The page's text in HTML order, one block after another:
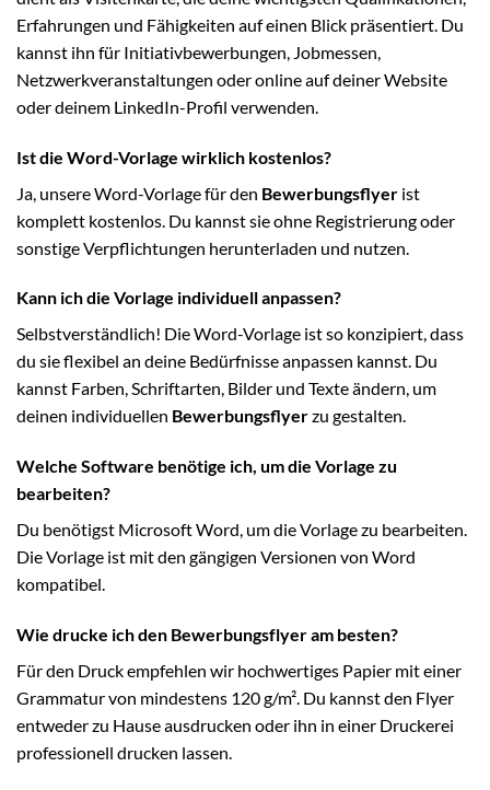
Erfahrungen und Fähigkeiten auf einen Blick präsentiert. Du
kannst ihn für Initiativbewerbungen, Jobmessen,
Netzwerkveranstaltungen oder online auf deiner Website
oder deinem LinkedIn-Profil verwenden.
Ist die Word-Vorlage wirklich kostenlos?
Ja, unsere Word-Vorlage für den Bewerbungsflyer ist
komplett kostenlos. Du kannst sie ohne Registrierung oder
sonstige Verpflichtungen herunterladen und nutzen.
Kann ich die Vorlage individuell anpassen?
Selbstverständlich! Die Word-Vorlage ist so konzipiert, dass
du sie flexibel an deine Bedürfnisse anpassen kannst. Du
kannst Farben, Schriftarten, Bilder und Texte ändern, um
deinen individuellen Bewerbungsflyerzu gestalten.
Welche Software benötige ich, um die Vorlage zu
bearbeiten?
Du benötigst Microsoft Word, um die Vorlage zu bearbeiten.
Die Vorlage ist mit den gängigen Versionen von Word
kompatibel.
Wie drucke ich den Bewerbungsflyer am besten?
Für den Druck empfehlen wir hochwertiges Papier mit einer
Grammatur von mindestens 120 g/m². Du kannst den Flyer
entweder zu Hause ausdrucken oder ihn in einer Druckerei
professionell drucken lassen.